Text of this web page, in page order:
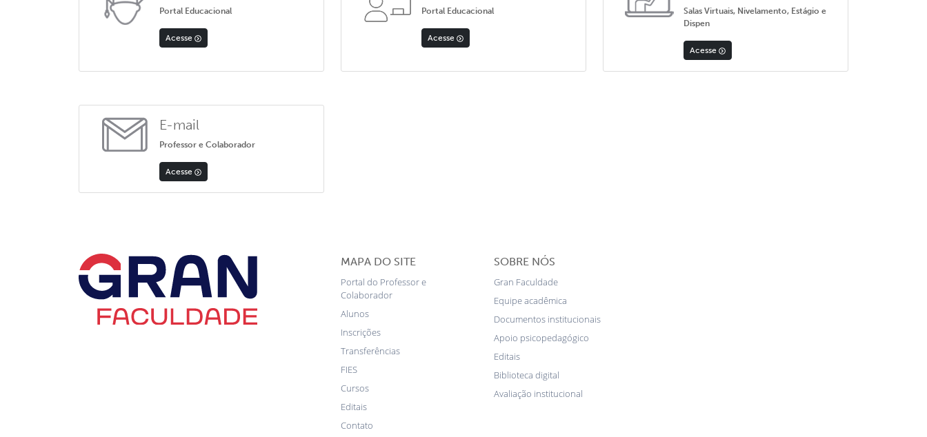
Portal Educacional
Acesse
Portal Educacional
Acesse
Salas Virtuais, Nivelamento, Estágio e
Dispen
Acesse
E-mail
Professor e Colaborador
Acesse
MAPA DO SITE
Portal do Professor e
Colaborador
Alunos
Inscrições
Transferências
FIES
Cursos
Editais
Contato
SOBRE NÓS
Gran Faculdade
Equipe acadêmica
Documentos institucionais
Apoio psicopedagógico
Editais
Biblioteca digital
Avaliação institucional